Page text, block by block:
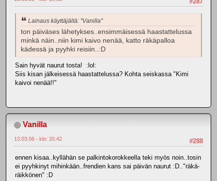
Lainaus käyttäjältä: "Vanilla"
ton päiväses lähetykses..ensimmäisessä haastattelussa
minkä näin..niin kimi kaivo nenää, katto räkäpalloa
kädessä ja pyyhki reisiin..:D
Sain hyvät naurut tosta! :lol:
Siis kisan jälkeisessä haastattelussa? Kohta seiskassa "Kimi
kaivoi nenää!!"
Vanilla
#288
13.03.06 - klo: 20.42
ennen kisaa..kyllähän se palkintokorokkeella teki myös noin..tosin
ei pyyhkinyt mihinkään..frendien kans sai päivän naurut :D.."räkä-
räikkönen" :D